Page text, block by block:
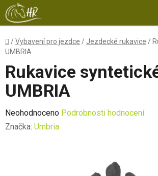
Přejít
na
obsah
Domů
/Vybavení pro jezdce / Jezdecké rukavice /
UMBRIA
Rukavice
UMBRIA
Průměrné
hodnocení
Neohodnoceno Podrobnosti hodnocení
Značka: Umbria